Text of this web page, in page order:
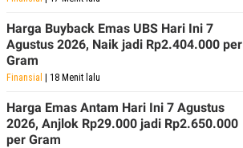
K
M
E
D
A
I
D
Harga Buyback Emas UBS Hari Ini 7
Agustus 2026, Naik jadi Rp2.404.000 per
Gram
Finansial | 18 Menit lalu
Harga Emas Antam Hari Ini 7 Agustus
2026, Anjlok Rp29.000 jadi Rp2.650.000
per Gram